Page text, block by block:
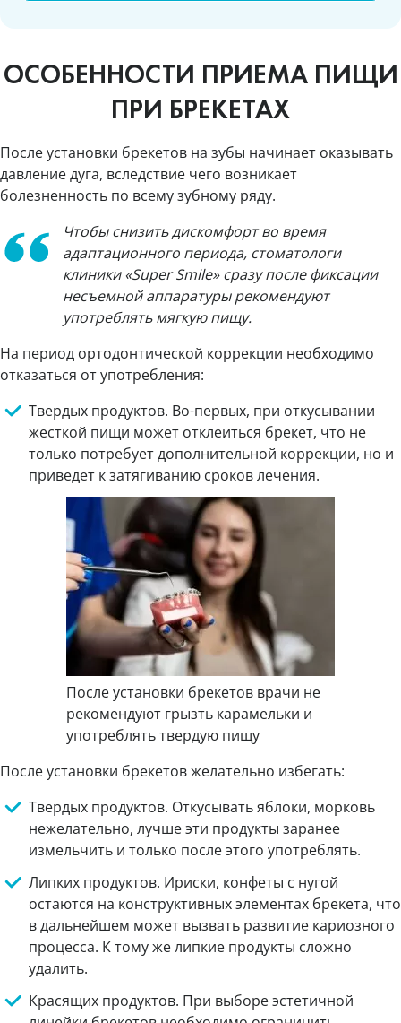
ОСОБЕННОСТИ ПРИЕМА ПИЩИ
ПРИ БРЕКЕТАХ
После установки брекетов на зубы начинает оказывать
давление дуга, вследствие чего возникает
болезненность по всему зубному ряду.
Чтобы снизить дискомфорт во время
адаптационного периода, стоматологи
клиники «Super Smile» сразу после фиксации
несъемной аппаратуры рекомендуют
употреблять мягкую пищу.
На период ортодонтической коррекции необходимо
отказаться от употребления:
Твердых продуктов. Во-первых, при откусывании
жесткой пищи может отклеиться брекет, что не
только потребует дополнительной коррекции, но и
приведет к затягиванию сроков лечения.
После установки брекетов врачи не
рекомендуют грызть карамельки и
употреблять твердую пищу
После установки брекетов желательно избегать:
Твердых продуктов. Откусывать яблоки, морковь
нежелательно, лучше эти продукты заранее
измельчить и только после этого употреблять.
Липких продуктов. Ириски, конфеты с нугой
остаются на конструктивных элементах брекета, что
в дальнейшем может вызвать развитие кариозного
процесса. К тому же липкие продукты сложно
удалить.
Красящих продуктов. При выборе эстетичной